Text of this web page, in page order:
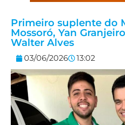
Primeiro suplente do
Mossoró, Yan
Walter Alves
03/06/2026 13:02